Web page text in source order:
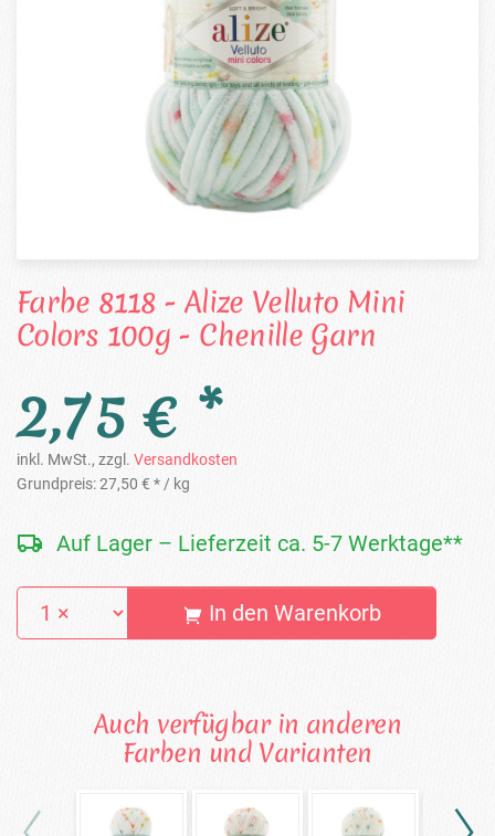
Farbe 8118 - Alize Velluto Mini
Colors 100g - Chenille Garn
2,75 € *
inkl. MwSt., zzgl. Versandkosten
Grundpreis:27,50 € * / kg
Auf Lager – Lieferzeit ca. 5-7 Werktage**
In den Warenkorb
Auch verfügbar in anderen
Farben und Varianten